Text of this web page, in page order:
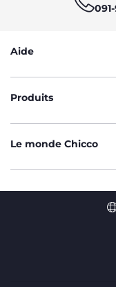
Aide
Produits
Le monde Chicco